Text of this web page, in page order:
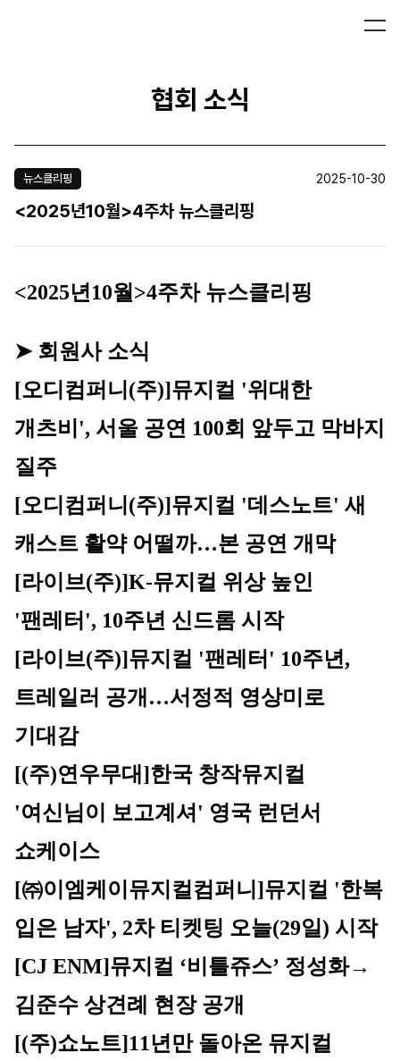
협회 소식
뉴스클리핑 2025-10-30
<2025년10월>4주차 뉴스클리핑
<2025년10월>4주차 뉴스클리핑
➤ 회원사 소식
[오디컴퍼니(주)]뮤지컬 '위대한
개츠비', 서울 공연 100회 앞두고 막바지
질주
[오디컴퍼니(주)]뮤지컬 '데스노트' 새
캐스트 활약 어떨까…본 공연 개막
[라이브(주)]K-뮤지컬 위상 높인
'팬레터', 10주년 신드롬 시작
[라이브(주)]뮤지컬 '팬레터' 10주년,
트레일러 공개…서정적 영상미로
기대감
[(주)연우무대]한국 창작뮤지컬
'여신님이 보고계셔' 영국 런던서
쇼케이스
[㈜이엠케이뮤지컬컴퍼니]뮤지컬 '한복
입은 남자', 2차 티켓팅 오늘(29일) 시작
[CJ ENM]뮤지컬 ‘비틀쥬스’ 정성화→
김준수 상견례 현장 공개
[(주)쇼노트]11년만 돌아온 뮤지컬